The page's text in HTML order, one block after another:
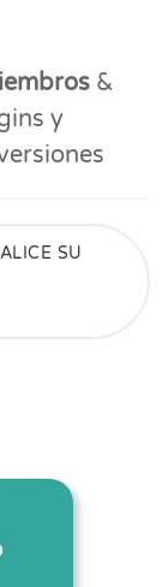
&
y
SU